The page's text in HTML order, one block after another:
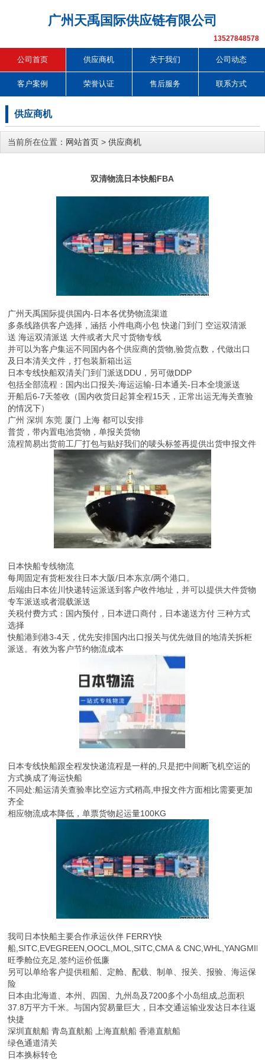
广州天禹国际供应链有限公司
13527848578
公司首页 供应商机 关于我们 公司动态
客户案例 荣誉认证 售后服务 联系方式
供应商机
当前所在位置： 网站首页 > 供应商机
双清物流日本快船FBA
广州天禹国际提供国内-日本各优势物流渠道
多条线路供客户选择，涵括 小件电商小包 快递门到门 空运双清派
送 海运双清派送 大件或者大尺寸货物专线
并可以为客户集运不同国内各个供应商的货物,验货点数，代做出口
及日本清关文件，打包装新箱出运
日本专线快船双清关门到门派送DDU，另可做DDP
包括全部流程：国内出口报关-海运运输-日本通关-日本全境派送
开船后6-7天签收（国内收货日起算全程15天，正常出运无海关查验
的情况下）
广州 深圳 东莞 厦门 上海 都可以安排
普货，带内置电池货物，单报关货物
流程简易出货前工厂打包与贴好我们的唛头标签再提供出货申报文件
日本快船专线物流
每周固定有货柜发往日本大阪/日本东京/两个港口。
后端由日本佐川快递转运派送到客户收件地址，并可以提供大件货物
专车派送或者混载派送
关税付费方式：国内预付，日本进口商付，日本递送方付 三种方式
选择
快船港到港3-4天，优先安排国内出口报关与优先做目的地清关拆柜
派送。有效为客户节约物流成本
日本专线快船跟全程发快递流程是一样的,只是把中间断飞机空运的
方式换成了海运快船
不同处:船运清关查验率比空运方式稍高,申报文件方面相比需要更加
齐全
相应物流成本降低，单票货物起运量100KG
我司日本快船主要合作承运伙伴 FERRY快
船,SITC,EVEGREEN,OOCL,MOL,SITC,CMA &
旺季舱位充足,签约运价低廉
另可以单给客户提供租船、定舱、配载、制单、报关、报验、海运保
险
日本由北海道、本州、四国、九州岛及7200多个小岛组成,总面积
37.8万平方千米。与国内贸易量巨大，日本交通运输业发达日本往返
快捷
深圳直航船 青岛直航船 上海直航船 香港直航船
绿色通道清关
日本换标转仓